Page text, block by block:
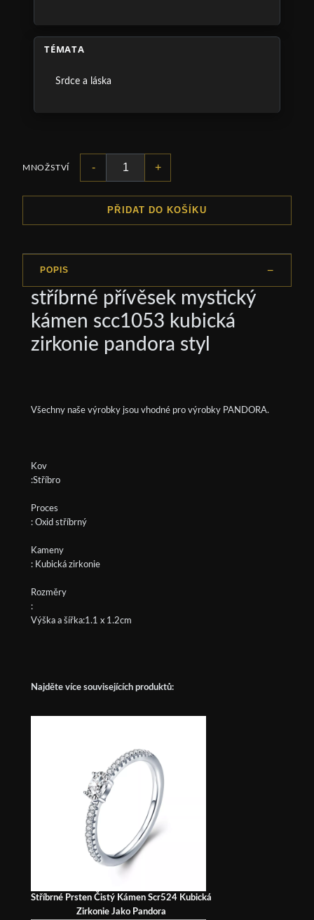
TÉMATA
Srdce a láska
MNOŽSTVÍ - +
PŘIDAT DO KOŠÍKU
POPIS
stříbrné přívěsek mystický
kámen scc1053 kubická
zirkonie pandora styl
Všechny naše výrobky jsou vhodné pro výrobky PANDORA.
Kov
:Stříbro
Proces
: Oxid stříbrný
Kameny
: Kubická zirkonie
Rozměry
:
Výška a šířka:1.1 x 1.2cm
Najděte více souvisejících produktů:
Stříbrné Prsten Čistý Kámen Scr524 Kubická
Zirkonie Jako Pandora